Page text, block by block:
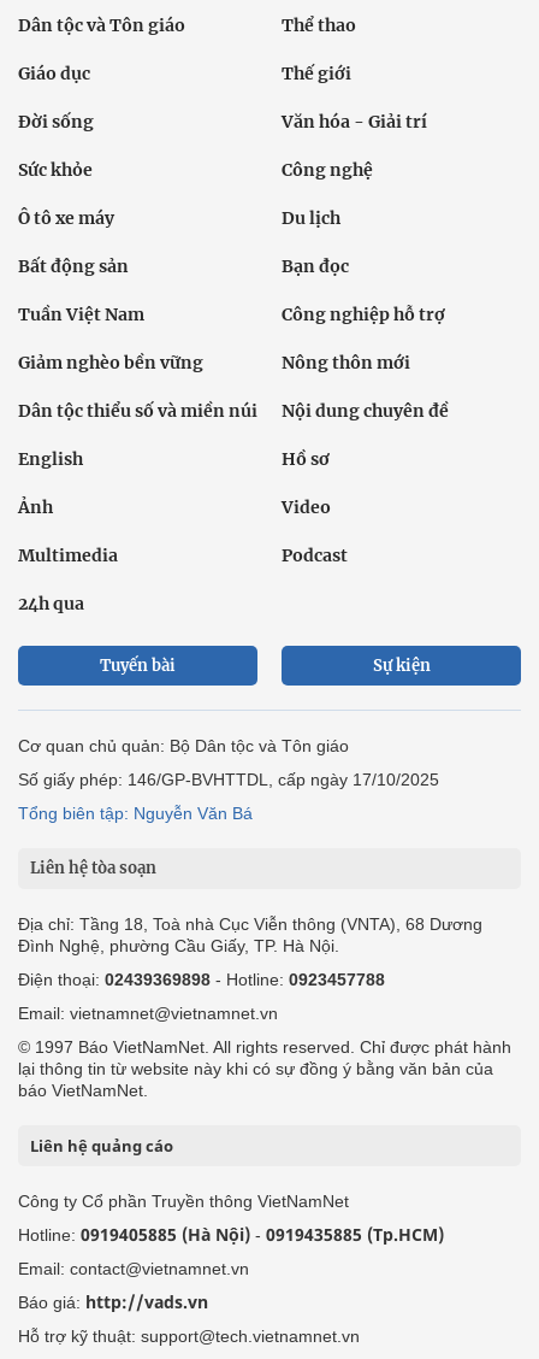
Dân tộc và Tôn giáo Thể thao
Giáo dục Thế giới
Đời sống Văn hóa - Giải trí
Sức khỏe Công nghệ
Ô tô xe máy Du lịch
Bất động sản Bạn đọc
Tuần Việt Nam Công nghiệp hỗ trợ
Giảm nghèo bền vững Nông thôn mới
Dân tộc thiểu số và miền núi Nội dung chuyên đề
English Hồ sơ
Ảnh Video
Multimedia Podcast
24h qua
Tuyến bài Sự kiện
Cơ quan chủ quản: Bộ Dân tộc và Tôn giáo
Số giấy phép: 146/GP-BVHTTDL, cấp ngày 17/10/2025
Tổng biên tập: Nguyễn Văn Bá
Liên hệ tòa soạn
Địa chỉ: Tầng 18, Toà nhà Cục Viễn thông (VNTA), 68 Dương
Đình Nghệ, phường Cầu Giấy, TP. Hà Nội.
Điện thoại: 02439369898 - Hotline: 0923457788
Email: vietnamnet@vietnamnet.vn
© 1997 Báo VietNamNet. All rights reserved. Chỉ được phát hành
lại thông tin từ website này khi có sự đồng ý bằng văn bản của
báo VietNamNet.
Liên hệ quảng cáo
Công ty Cổ phần Truyền thông VietNamNet
Hotline: 0919405885 (Hà Nội) - 0919435885 (Tp.HCM)
Email: contact@vietnamnet.vn
Báo giá: http://vads.vn
Hỗ trợ kỹ thuật: support@tech.vietnamnet.vn